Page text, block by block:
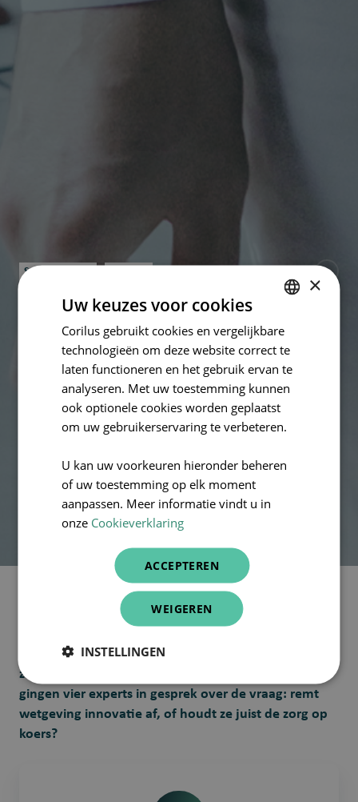
Samenwerken
Houdt wetgeving AI
in de zorg tegen, of
juist op koers?
4 minuten leestijd 29-okt-2025 16:30:00
AI belooft de zorg slimmer en menselijker te maken.
regels. GDPR, AI Act, MDR ... de afkortingen stapelen
zich op. In deze aflevering van ‘Stemmen tot zorgen’
gingen vier experts in gesprek over de vraag: remt
wetgeving innovatie af, of houdt ze juist de zorg op
koers?
DUTCH
FRENCH
×
Uw keuzes voor cookies
Corilus gebruikt cookies en vergelijkbare
technologieën om deze website correct te
laten functioneren en het gebruik ervan te
analyseren. Met uw toestemming kunnen
ook optionele cookies worden geplaatst
om uw gebruikerservaring te verbeteren.
U kan uw voorkeuren hieronder beheren
of uw toestemming op elk moment
aanpassen. Meer informatie vindt u in
onze Cookieverklaring
ACCEPTEREN
WEIGEREN
INSTELLINGEN